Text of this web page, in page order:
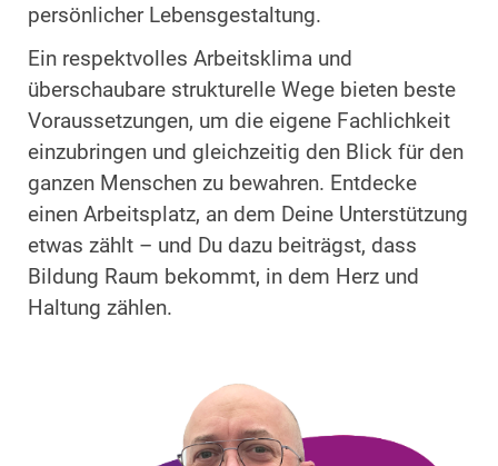
persönlicher Lebensgestaltung.
Ein respektvolles Arbeitsklima und
überschaubare strukturelle Wege bieten beste
Voraussetzungen, um die eigene Fachlichkeit
einzubringen und gleichzeitig den Blick für den
ganzen Menschen zu bewahren. Entdecke
einen Arbeitsplatz, an dem Deine Unterstützung
etwas zählt – und Du dazu beiträgst, dass
Bildung Raum bekommt, in dem Herz und
Haltung zählen.